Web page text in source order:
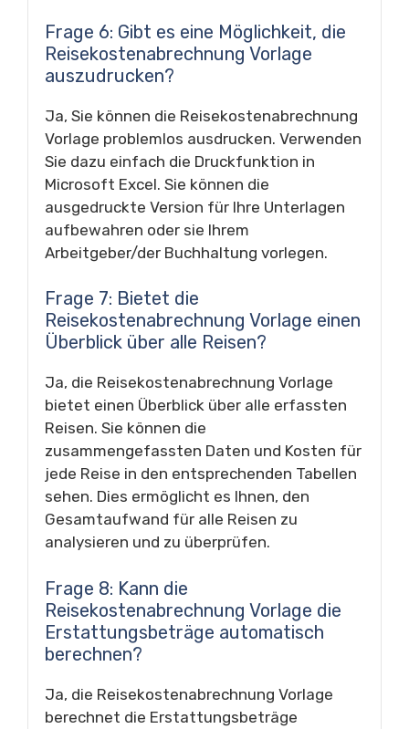
Frage 6: Gibt es eine Möglichkeit, die
Reisekostenabrechnung Vorlage
auszudrucken?
Ja, Sie können die Reisekostenabrechnung
Vorlage problemlos ausdrucken. Verwenden
Sie dazu einfach die Druckfunktion in
Microsoft Excel. Sie können die
ausgedruckte Version für Ihre Unterlagen
aufbewahren oder sie Ihrem
Arbeitgeber/der Buchhaltung vorlegen.
Frage 7: Bietet die
Reisekostenabrechnung Vorlage einen
Überblick über alle Reisen?
Ja, die Reisekostenabrechnung Vorlage
bietet einen Überblick über alle erfassten
Reisen. Sie können die
zusammengefassten Daten und Kosten für
jede Reise in den entsprechenden Tabellen
sehen. Dies ermöglicht es Ihnen, den
Gesamtaufwand für alle Reisen zu
analysieren und zu überprüfen.
Frage 8: Kann die
Reisekostenabrechnung Vorlage die
Erstattungsbeträge automatisch
berechnen?
Ja, die Reisekostenabrechnung Vorlage
berechnet die Erstattungsbeträge